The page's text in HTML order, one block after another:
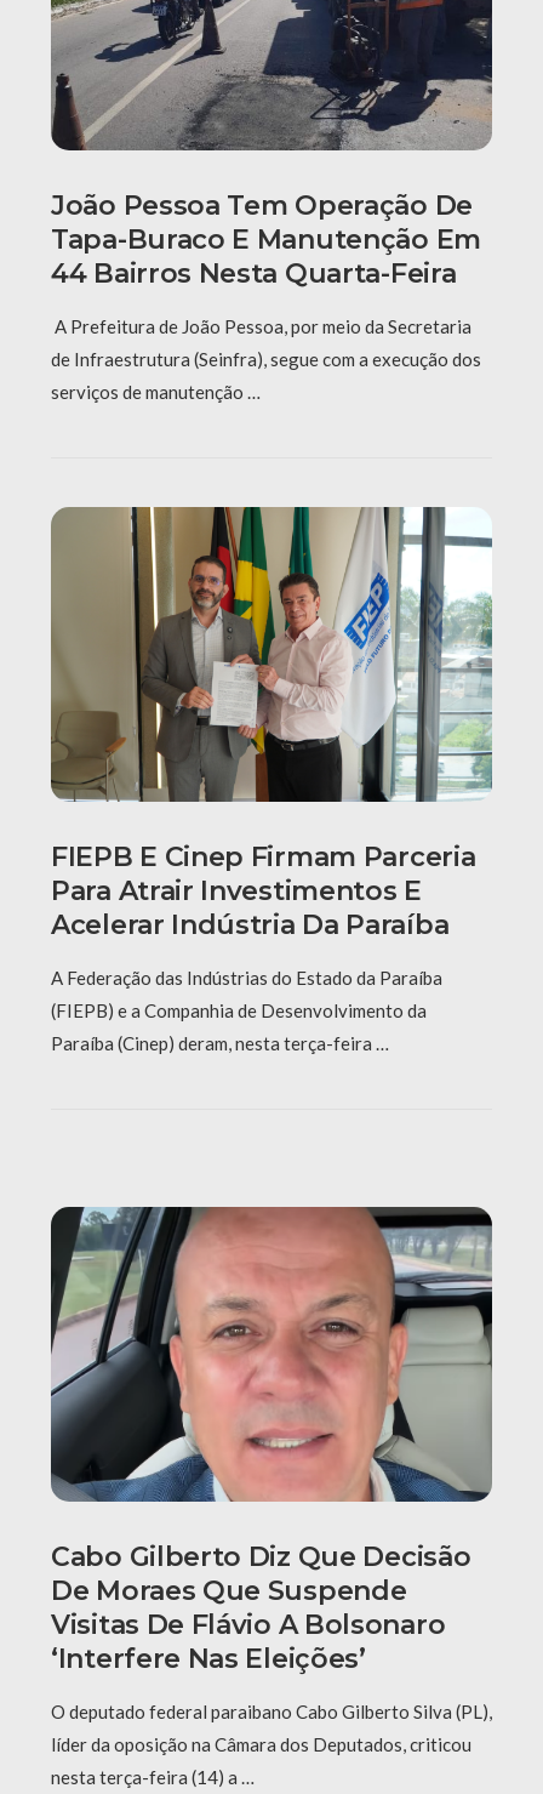
João Pessoa Tem Operação De
Tapa-Buraco E Manutenção Em
44 Bairros Nesta Quarta-Feira
A Prefeitura de João Pessoa, por meio da Secretaria
de Infraestrutura (Seinfra), segue com a execução dos
serviços de manutenção …
FIEPB E Cinep Firmam Parceria
Para Atrair Investimentos E
Acelerar Indústria Da Paraíba
A Federação das Indústrias do Estado da Paraíba
(FIEPB) e a Companhia de Desenvolvimento da
Paraíba (Cinep) deram, nesta terça-feira …
Cabo Gilberto Diz Que Decisão
De Moraes Que Suspende
Visitas De Flávio A Bolsonaro
‘interfere Nas Eleições’
O deputado federal paraibano Cabo Gilberto Silva (PL),
líder da oposição na Câmara dos Deputados, criticou
nesta terça-feira (14) a …